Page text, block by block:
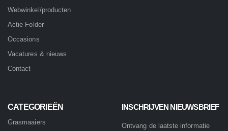
Webwinkel/producten
Actie Folder
Occasions
Vacatures & nieuws
Contact
CATEGORIEËN
Grasmaaiers
INSCHRIJVEN NIEUWSBRIEF
Ontvang de laatste informatie